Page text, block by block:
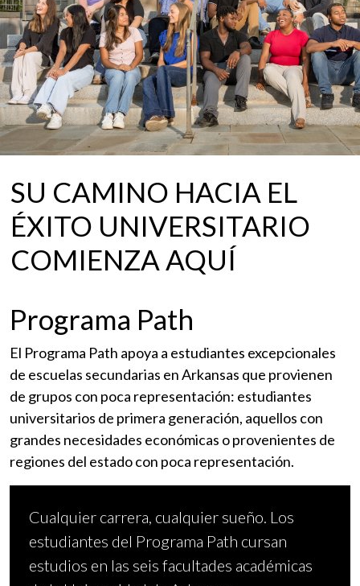
concesión de la beca.
Mar. y abr.
La concesión de becas académicas se seguirá
otorgando mientras existan fondos disponibles.
1 de may.
Fecha límite para aceptar o rechazar la oferta
de beca por mérito de la Universidad de
SU CAMINO HACIA EL
ÉXITO UNIVERSITARIO
COMIENZA AQUÍ
Programa Path
El Programa Path apoya a estudiantes excepcionales
de escuelas secundarias en Arkansas que provienen
de grupos con poca representación: estudiantes
universitarios de primera generación, aquellos con
grandes necesidades económicas o provenientes de
regiones del estado con poca representación.
Cualquier carrera, cualquier sueño. Los
estudiantes del Programa Path cursan
estudios en las seis facultades académicas